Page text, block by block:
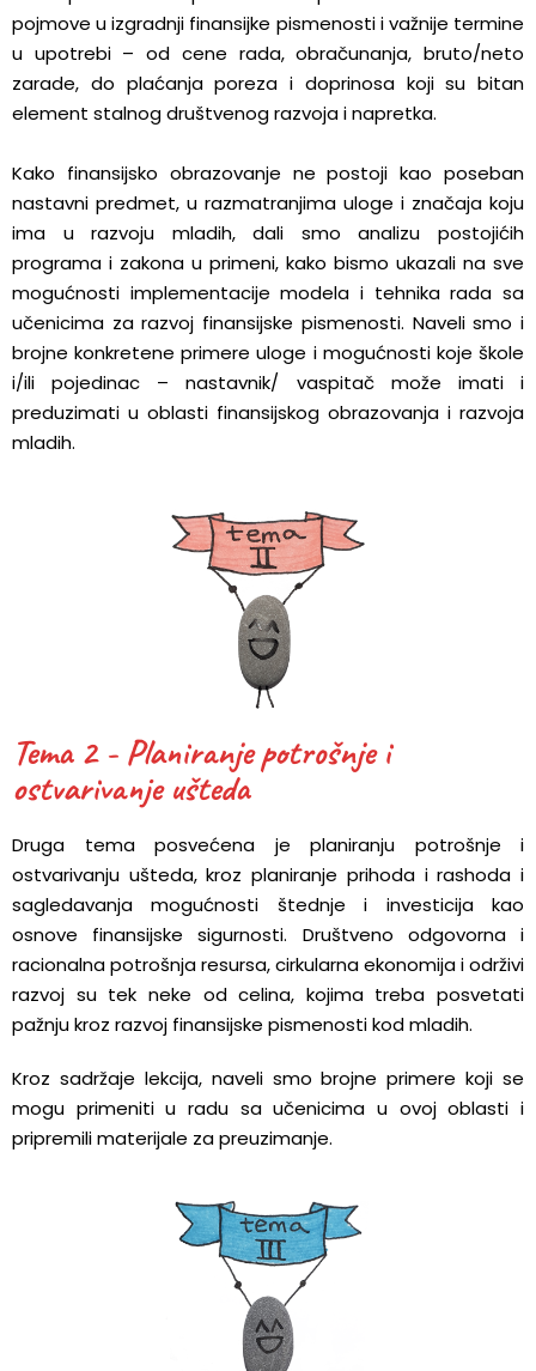
pojmove u izgradnji finansijke pismenosti i važnije termine
u upotrebi – od cene rada, obračunanja, bruto/neto
zarade, do plaćanja poreza i doprinosa koji su bitan
element stalnog društvenog razvoja i napretka.
Kako finansijsko obrazovanje ne postoji kao poseban
nastavni predmet, u razmatranjima uloge i značaja koju
ima u razvoju mladih, dali smo analizu postojićih
programa i zakona u primeni, kako bismo ukazali na sve
mogućnosti implementacije modela i tehnika rada sa
učenicima za razvoj finansijske pismenosti. Naveli smo i
brojne konkretene primere uloge i mogućnosti koje škole
i/ili pojedinac – nastavnik/ vaspitač može imati i
preduzimati u oblasti finansijskog obrazovanja i razvoja
mladih.
Tema 2 - Planiranje potrošnje i
ostvarivanje ušteda
Druga tema posvećena je planiranju potrošnje i
ostvarivanju ušteda, kroz planiranje prihoda i rashoda i
sagledavanja mogućnosti štednje i investicija kao
osnove finansijske sigurnosti. Društveno odgovorna i
racionalna potrošnja resursa, cirkularna ekonomija i održivi
razvoj su tek neke od celina, kojima treba posvetati
pažnju kroz razvoj finansijske pismenosti kod mladih.
Kroz sadržaje lekcija, naveli smo brojne primere koji se
mogu primeniti u radu sa učenicima u ovoj oblasti i
pripremili materijale za preuzimanje.